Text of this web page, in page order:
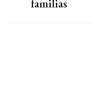
familias